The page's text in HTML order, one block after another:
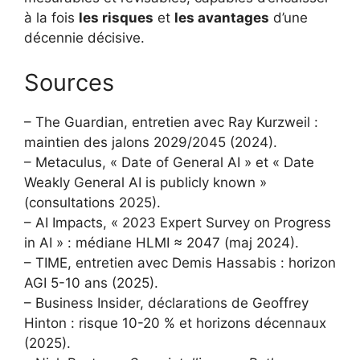
à la fois les risques et les avantages d’une
décennie décisive.
Sources
– The Guardian, entretien avec Ray Kurzweil :
maintien des jalons 2029/2045 (2024).
– Metaculus, « Date of General AI » et « Date
Weakly General AI is publicly known »
(consultations 2025).
– AI Impacts, « 2023 Expert Survey on Progress
in AI » : médiane HLMI ≈ 2047 (maj 2024).
– TIME, entretien avec Demis Hassabis : horizon
AGI 5-10 ans (2025).
– Business Insider, déclarations de Geoffrey
Hinton : risque 10-20 % et horizons décennaux
(2025).